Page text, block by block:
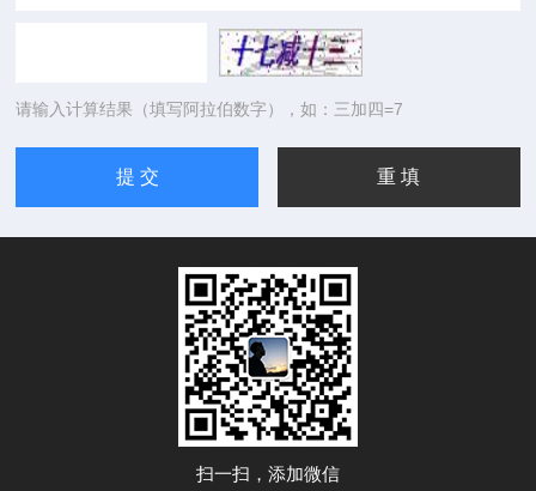
请输入计算结果（填写阿拉伯数字），如：三加四=7
扫一扫，添加微信